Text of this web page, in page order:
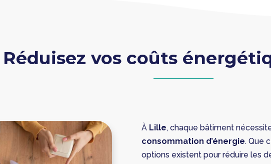
Réduisez vos coûts
À Lille, chaque bâtiment
consommation d’énergie. Que
options existent pour réduire les